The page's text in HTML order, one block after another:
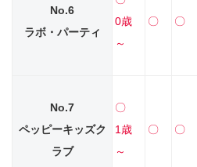
No.6
ラボ・パーティ
0歳
～
〇 〇
No.7
ペッピーキッズク
ラブ
〇
1歳
～
〇 〇